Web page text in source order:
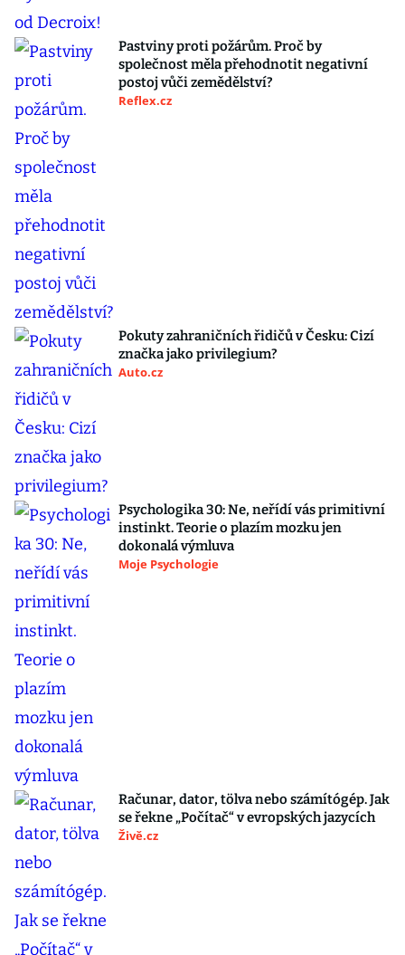
Pastviny proti požárům. Proč by
společnost měla přehodnotit negativní
postoj vůči zemědělství?
Reflex.cz
Pokuty zahraničních řidičů v Česku: Cizí
značka jako privilegium?
Auto.cz
Psychologika 30: Ne, neřídí vás primitivní
instinkt. Teorie o plazím mozku jen
dokonalá výmluva
Moje Psychologie
Računar, dator, tölva nebo számítógép. Jak
se řekne „Počítač“ v evropských jazycích
Živě.cz